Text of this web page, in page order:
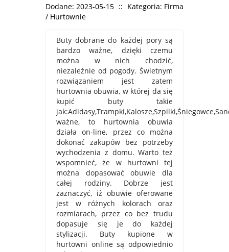
Dodane: 2023-05-15 :: Kategoria: Firma
/ Hurtownie
Buty dobrane do każdej pory są
bardzo ważne, dzięki czemu
można w nich chodzić,
niezależnie od pogody. Świetnym
rozwiązaniem jest zatem
hurtownia obuwia, w której da się
kupić buty takie
ważne, to hurtownia obuwia
działa on-line, przez co można
dokonać zakupów bez potrzeby
wychodzenia z domu. Warto też
wspomnieć, że w hurtowni tej
można dopasować obuwie dla
całej rodziny. Dobrze jest
zaznaczyć, iż obuwie oferowane
jest w różnych kolorach oraz
rozmiarach, przez co bez trudu
dopasuje się je do każdej
stylizacji. Buty kupione w
hurtowni online są odpowiednio